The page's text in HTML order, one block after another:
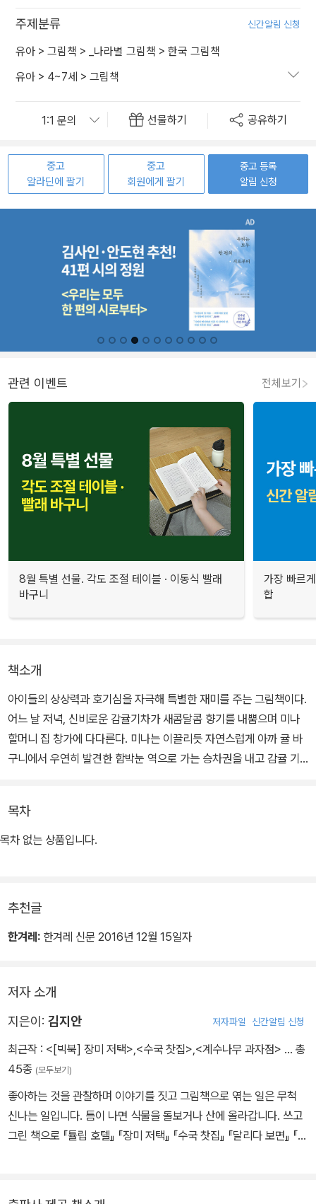
주제분류 신간알림 신청
유아 > 그림책 > _나라별 그림책 > 한국 그림책
유아 > 4~7세 > 그림책
선물하기 공유하기
중고
알라딘에 팔기
중고
회원에게 팔기
중고 등록
알림 신청
관련 이벤트 전체보기
8월 특별 선물. 각도 조절 테이블 · 이동식 빨래
바구니
가장 빠르
합
책소개
아이들의 상상력과 호기심을 자극해 특별한 재미를 주는 그림책이다.
어느 날 저녁, 신비로운 감귤기차가 새콤달콤 향기를 내뿜으며 미나
할머니 집 창가에 다다른다. 미나는 이끌리듯 자연스럽게 아까 귤 바
구니에서 우연히 발견한 함박눈 역으로 가는 승차권을 내고 감귤 기
그곳은 어린이들이 꿈꾸는 멋지고 신나는 환상의 세계였다. 키를 훌
목차
목차 없는 상품입니다.
추천글
한겨레: 한겨레 신문 2016년 12월 15일자
저자 소개
지은이: 김지안 저자파일 신간알림 신청
최근작 : <[빅북] 장미 저택>,<수국 찻집>,<계수나무 과자점> … 총
45종 (모두보기)
좋아하는 것을 관찰하며 이야기를 짓고 그림책으로 엮는 일은 무척
신나는 일입니다. 틈이 나면 식물을 돌보거나 산에 올라갑니다. 쓰고
그린 책으로 『튤립 호텔』 『장미 저택』 『수국 찻집』 『달리다 보면』 『계